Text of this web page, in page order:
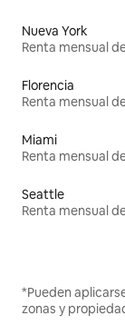
Nueva York
Florencia
Miami
Seattle
*Pueden
zonas y